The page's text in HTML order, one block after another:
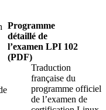
Programme
détaillé de
l’examen LPI 102
(PDF)
Traduction
française du
programme officiel
de l’examen de